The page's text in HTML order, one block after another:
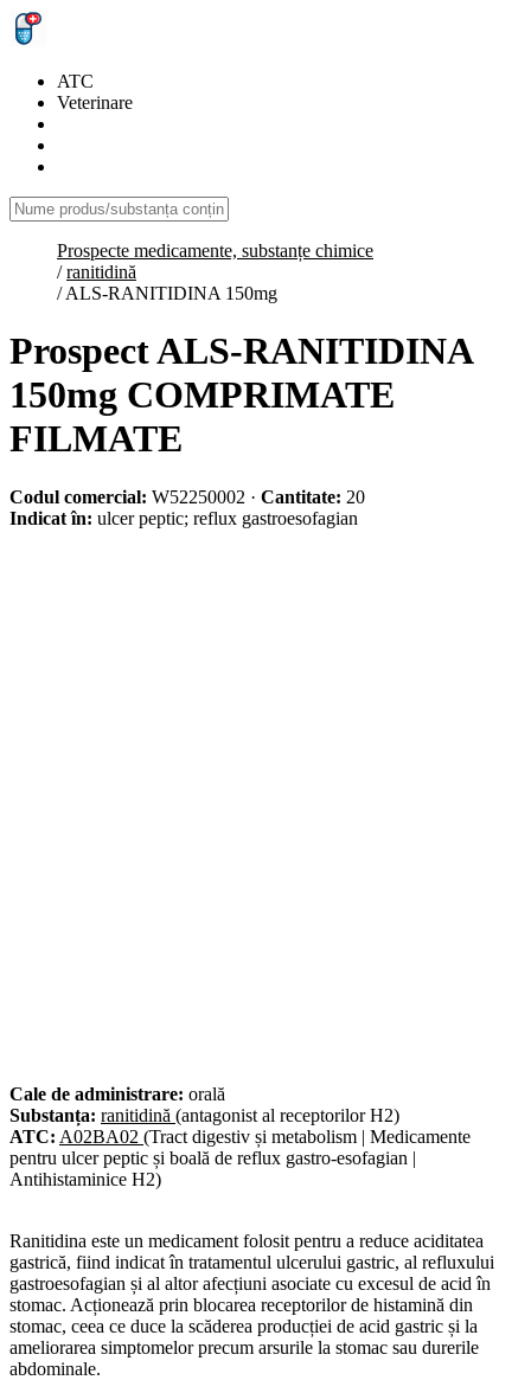
ATC
Veterinare
Prospecte medicamente, substanțe chimice
/ ranitidină
/ ALS-RANITIDINA 150mg
Prospect ALS-RANITIDINA
150mg COMPRIMATE
FILMATE
Codul comercial: W52250002 · Cantitate: 20
Indicat în: ulcer peptic; reflux gastroesofagian
Cale de administrare: orală
Substanța: ranitidină (antagonist al receptorilor H2)
ATC: A02BA02 (Tract digestiv și metabolism | Medicamente
pentru ulcer peptic și boală de reflux gastro-esofagian |
Antihistaminice H2)
Ranitidina este un medicament folosit pentru a reduce aciditatea
gastrică, fiind indicat în tratamentul ulcerului gastric, al refluxului
gastroesofagian și al altor afecțiuni asociate cu excesul de acid în
stomac. Acționează prin blocarea receptorilor de histamină din
stomac, ceea ce duce la scăderea producției de acid gastric și la
ameliorarea simptomelor precum arsurile la stomac sau durerile
abdominale.